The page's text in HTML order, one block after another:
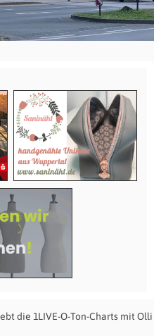
die 1LIVE-O-Ton-Charts mit Olli